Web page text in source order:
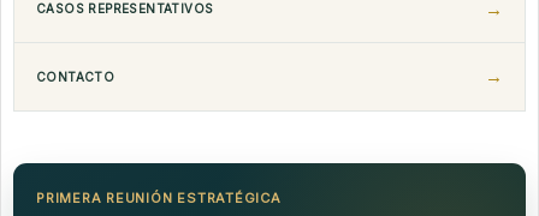
CASOS REPRESENTATIVOS
CONTACTO
PRIMERA REUNIÓN ESTRATÉGICA